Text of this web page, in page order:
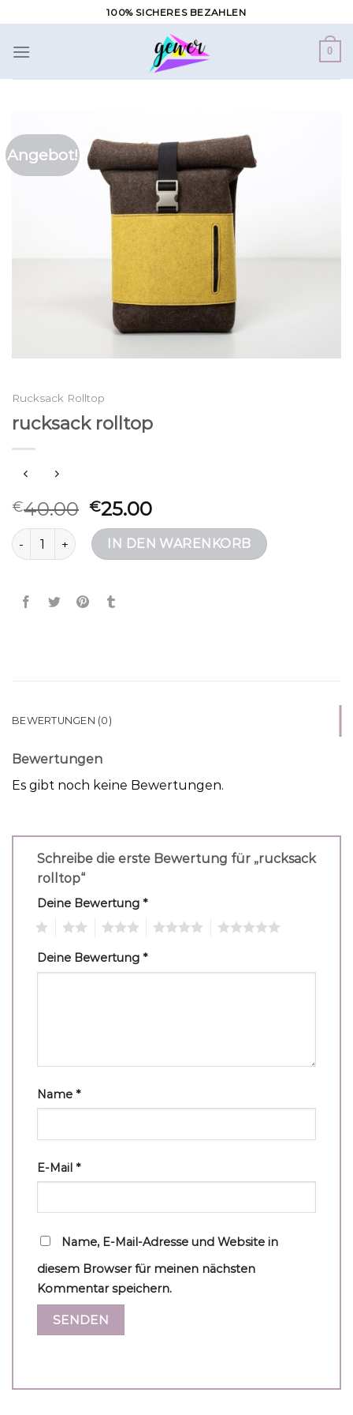
Inhalt
springen
100% SICHERES BEZAHLEN
0
Angebot!
Rucksack Rolltop
rucksack rolltop
€40.00 €25.00
rucksack rolltop MengeIN DEN WARENKORB
BEWERTUNGEN (0)
Bewertungen
Es gibt noch keine Bewertungen.
Schreibe die erste Bewertung für „rucksack
rolltop“
Deine Bewertung *
Deine Bewertung *
Name *
E-Mail *
Name, E-Mail-Adresse und Website in
diesem Browser für meinen nächsten
Kommentar speichern.